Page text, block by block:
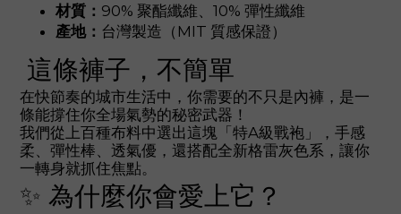
材質： 90% 聚酯纖維、10% 彈性纖維
產地： 台灣製造（MIT 質感保證）
這條褲子，不簡單
在快節奏的城市生活中，你需要的不只是內褲，是一
條能撐住你全場氣勢的秘密武器！
我們從上百種布料中選出這塊「特A級戰袍」，手感
柔、彈性棒、透氣優，還搭配全新格雷灰色系，讓你
一轉身就抓住焦點。
✨ 為什麼你會愛上它？